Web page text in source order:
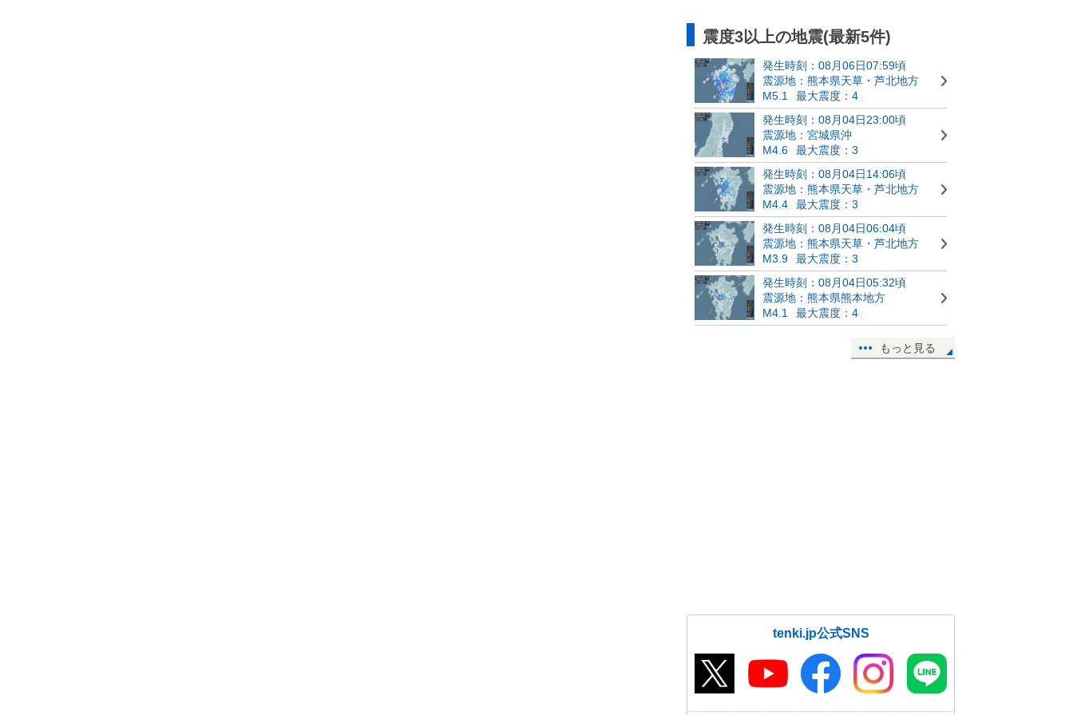
震度3以上の地震(最新5件)
発生時刻：08月06日07:59頃
震源地：熊本県天草・芦北地方
M5.1
最大震度：4
発生時刻：08月04日23:00頃
震源地：宮城県沖
M4.6
最大震度：3
発生時刻：08月04日14:06頃
震源地：熊本県天草・芦北地方
M4.4
最大震度：3
発生時刻：08月04日06:04頃
震源地：熊本県天草・芦北地方
M3.9
最大震度：3
発生時刻：08月04日05:32頃
震源地：熊本県熊本地方
M4.1
最大震度：4
もっと見る
tenki.jp公式SNS